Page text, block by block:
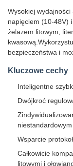
Wysokiej wydajności
napięciem (10-48V)
żelazem litowym,
bezpieczeństwa i
Kluczowe cechy
Inteligentne
Dwójkroć
Wsparcie
Całkowicie
litowymi i